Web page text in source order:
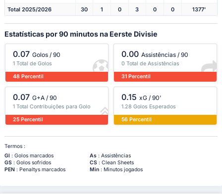
Total 2025/2026 30 1 0 3 0 0 1377'
Estatísticas por 90 minutos na Eerste Divisie
0.07 Golos / 90
1 Total de Golos
48 Percentil
0.00 Assistências / 90
0 Total de Assistências
31 Percentil
0.07 G+A / 90
1 Total Contribuições para Golo
25 Percentil
0.15 xG / 90'
1.28 Golos Esperados
56 Percentil
Termos :
Gl : Golos marcados As: Assistências
GS: Golos sofridos CS: Clean Sheets
PEN: Penaltys marcados Min: Minutos jogados